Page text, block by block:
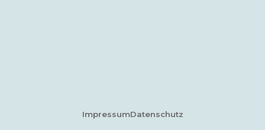
ImpressumDatenschutz